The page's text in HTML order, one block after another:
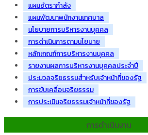
แผนอัตรากำลัง
แผนพัฒนาพนักงานเทศบาล
นโยบายการบริหารงานบุคคล
การดำเนินการตามนโยบาย
หลักเกณฑ์การบริหารงานบุคคล
รายงานผลการบริหารงานบุคคลประจำปี
ประมวลจริยธรรมสำหรับเจ้าหน้าที่ของรัฐ
การขับเคลื่อนจริยธรรม
การประเมินจริยธรรมเจ้าหน้าที่ของรัฐ
การดำเนินงาน